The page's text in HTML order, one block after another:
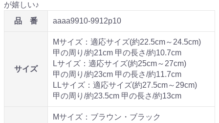
が嬉しい♪
品 番
aaaa9910-9912p10
サイズ
Mサイズ：適応サイズ(約22.5cm～24.5cm)
甲の周り/約21cm 甲の長さ/約10.7cm
Lサイズ：適応サイズ(約25cm～27cm)
甲の周り/約23cm 甲の長さ/約11.7cm
LLサイズ：適応サイズ(約27.5cm～29cm)
甲の周り/約23.5cm 甲の長さ/約13cm
Mサイズ：ブラウン・ブラック